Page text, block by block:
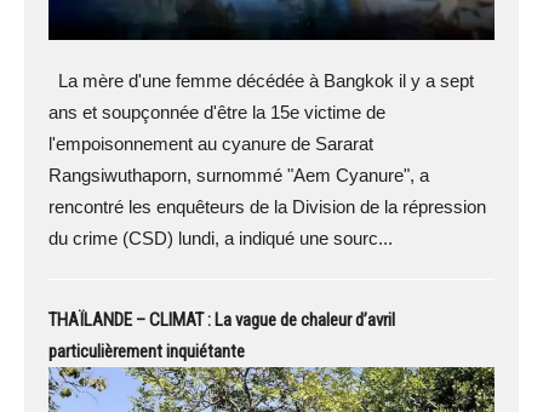
La mère d'une femme décédée à Bangkok il y a sept
ans et soupçonnée d'être la 15e victime de
l'empoisonnement au cyanure de Sararat
Rangsiwuthaporn, surnommé "Aem Cyanure", a
rencontré les enquêteurs de la Division de la répression
du crime (CSD) lundi, a indiqué une sourc...
THAÏLANDE – CLIMAT : La vague de chaleur d’avril
particulièrement inquiétante